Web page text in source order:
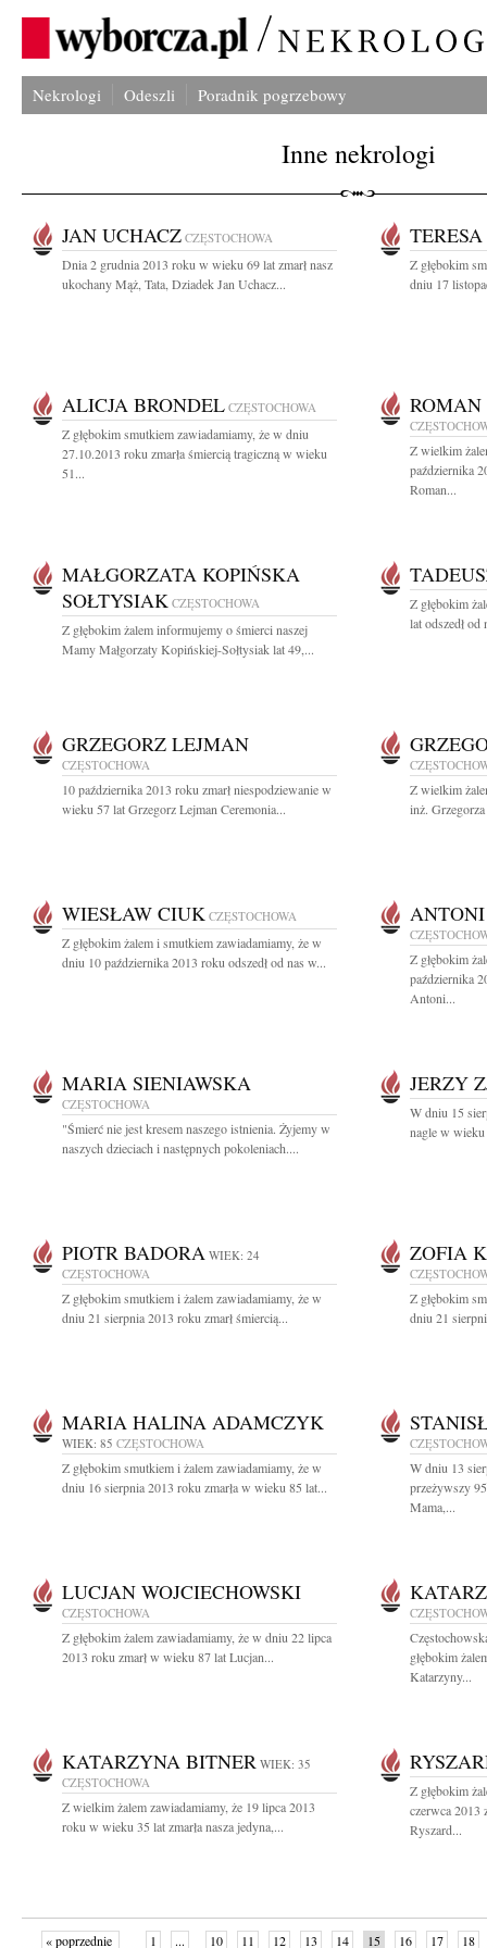
Nekrologi Odeszli Poradnik pogrzebowy
Inne nekrologi
JAN UCHACZ CZĘSTOCHOWA
Dnia 2 grudnia 2013 roku w wieku 69 lat zmarł nasz
ukochany Mąż, Tata, Dziadek Jan Uchacz...
Z głębokim
dniu 17
ALICJA BRONDEL CZĘSTOCHOWA
Z głębokim smutkiem zawiadamiamy, że w dniu
27.10.2013 roku zmarła śmiercią tragiczną w wieku
51...
Z wielkim
października
Roman...
MAŁGORZATA KOPIŃSKA
SOŁTYSIAK CZĘSTOCHOWA
Z głębokim żalem informujemy o śmierci naszej
Mamy Małgorzaty Kopińskiej-Sołtysiak lat 49,...
Z głębokim
lat odszedł od
GRZEGORZ LEJMAN
CZĘSTOCHOWA
10 października 2013 roku zmarł niespodziewanie w
wieku 57 lat Grzegorz Lejman Ceremonia...
Z wielkim
inż.
WIESŁAW CIUK CZĘSTOCHOWA
Z głębokim żalem i smutkiem zawiadamiamy, że w
dniu 10 października 2013 roku odszedł od nas w...
Z głębokim
października
Antoni...
MARIA SIENIAWSKA
CZĘSTOCHOWA
"Śmierć nie jest kresem naszego istnienia. Żyjemy w
naszych dzieciach i następnych pokoleniach....
JERZY
W dniu 15
nagle w
PIOTR BADORA WIEK: 24
CZĘSTOCHOWA
Z głębokim smutkiem i żalem zawiadamiamy, że w
dniu 21 sierpnia 2013 roku zmarł śmiercią...
ZOFIA
Z głębokim
dniu 21
MARIA HALINA ADAMCZYK
WIEK: 85 CZĘSTOCHOWA
Z głębokim smutkiem i żalem zawiadamiamy, że w
dniu 16 sierpnia 2013 roku zmarła w wieku 85 lat...
W dniu 13
przeżywszy
Mama,...
LUCJAN WOJCIECHOWSKI
CZĘSTOCHOWA
Z głębokim żalem zawiadamiamy, że w dniu 22 lipca
2013 roku zmarł w wieku 87 lat Lucjan...
głębokim
Katarzyny...
KATARZYNA BITNER WIEK: 35
CZĘSTOCHOWA
Z wielkim żalem zawiadamiamy, że 19 lipca 2013
roku w wieku 35 lat zmarła nasza jedyna,...
Z głębokim
czerwca 2013
Ryszard...
« poprzednie 1 ... 10 11 12 13 14 15 16 17 18